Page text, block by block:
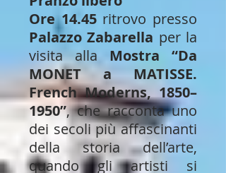
Ore 14.45 ritrovo presso
Palazzo Zabarella per la
visita alla Mostra “Da
MONET a MATISSE.
French Moderns, 1850–
1950”, che racconta uno
dei secoli più affascinanti
della storia dell’arte,
quando gli artisti si